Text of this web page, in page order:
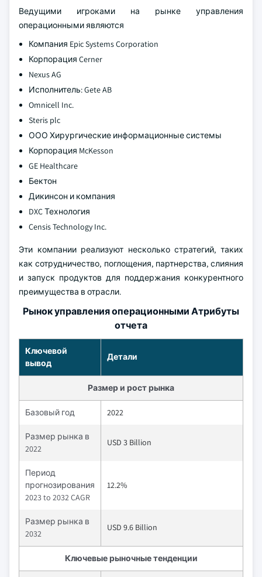
Ведущими игроками на рынке управления
операционными являются
Компания Epic Systems Corporation
Корпорация Cerner
Nexus AG
Исполнитель: Gete AB
Omnicell Inc.
Steris plc
ООО Хирургические информационные системы
Корпорация McKesson
GE Healthcare
Бектон
Дикинсон и компания
DXC Технология
Censis Technology Inc.
Эти компании реализуют несколько стратегий, таких
как сотрудничество, поглощения, партнерства, слияния
и запуск продуктов для поддержания конкурентного
преимущества в отрасли.
Рынок управления операционными Атрибуты
отчета
Ключевой
вывод
Детали
Размер и рост рынка
Базовый год 2022
Размер рынка в
2022
USD 3 Billion
Период
прогнозирования
2023 to 2032 CAGR
12.2%
Размер рынка в
2032
USD 9.6 Billion
Ключевые рыночные тенденции